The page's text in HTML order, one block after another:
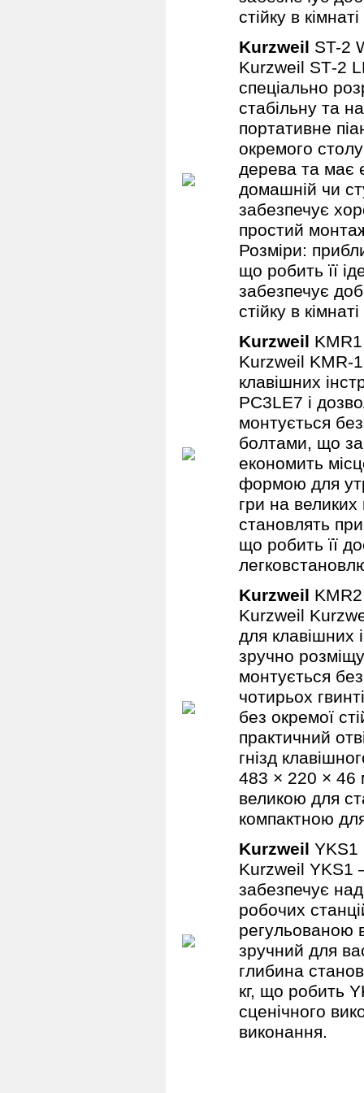
стійку в
Kurzweil ST-2
Kurzweil ST‑2
спеціально
стабільну та
портативне
окремого
дерева та має
домашній чи
забезпечує
простий
Розміри:
що робить її
забезпечує
стійку в
Kurzweil
Kurzweil
клавішних
PC3LE7 і
монтується
болтами, що
економить
формою для
гри на великих
становлять
що робить її
Kurzweil
Kurzweil
для клавішних
зручно
монтується
чотирьох
без окремої
практичний
гнізд
483 × 220 × 46
великою для
компактною
Kurzweil YKS1
Kurzweil YKS1
забезпечує
робочих
регульованою
зручний для
глибина
кг, що робить
сценічного
виконання.